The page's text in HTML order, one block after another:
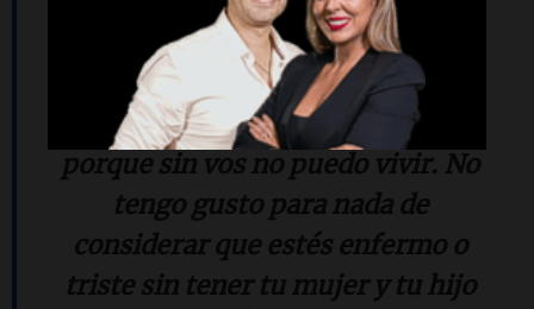
Moreno, si no te perjudicas
procura venirte lo más pronto
que puedas o hacerme llevar
porque sin vos no puedo vivir. No
tengo gusto para nada de
considerar que estés enfermo o
triste sin tener tu mujer y tu hijo